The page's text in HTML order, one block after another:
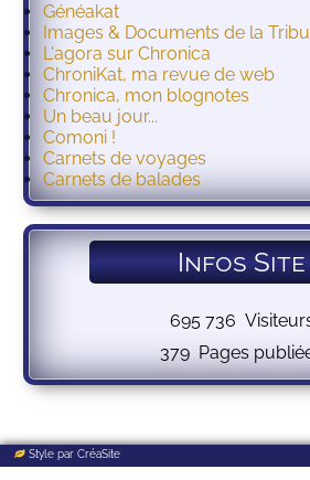
Généakat
Images & Documents de la Tribu
L'agora sur Chronica
ChroniKat, ma revue de web
Chronica, mon blognotes
Un beau jour...
Comoni !
Carnets de voyages
Carnets de balades
Infos Site
Style par CréaSite